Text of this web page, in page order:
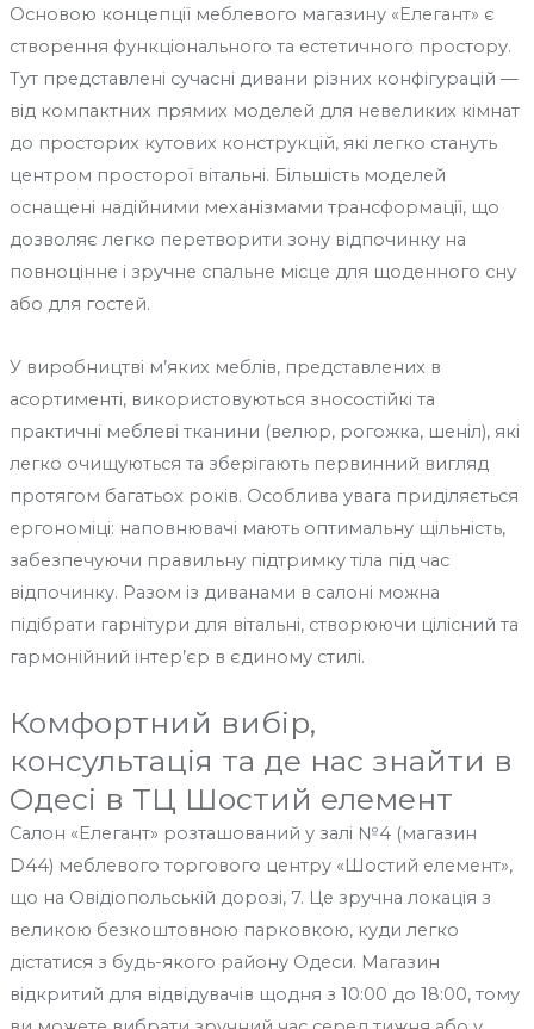
Основою концепції меблевого магазину «Елегант» є
створення функціонального та естетичного простору.
Тут представлені сучасні дивани різних конфігурацій —
від компактних прямих моделей для невеликих кімнат
до просторих кутових конструкцій, які легко стануть
центром просторої вітальні. Більшість моделей
оснащені надійними механізмами трансформації, що
дозволяє легко перетворити зону відпочинку на
повноцінне і зручне спальне місце для щоденного сну
або для гостей.
У виробництві м’яких меблів, представлених в
асортименті, використовуються зносостійкі та
практичні меблеві тканини (велюр, рогожка, шеніл), які
легко очищуються та зберігають первинний вигляд
протягом багатьох років. Особлива увага приділяється
ергономіці: наповнювачі мають оптимальну щільність,
забезпечуючи правильну підтримку тіла під час
відпочинку. Разом із диванами в салоні можна
підібрати гарнітури для вітальні, створюючи цілісний та
гармонійний інтер’єр в єдиному стилі.
Комфортний вибір,
консультація та де нас знайти в
Одесі в ТЦ Шостий елемент
Салон «Елегант» розташований у залі №4 (магазин
D44) меблевого торгового центру «Шостий елемент»,
що на Овідіопольській дорозі, 7. Це зручна локація з
великою безкоштовною парковкою, куди легко
дістатися з будь-якого району Одеси. Магазин
відкритий для відвідувачів щодня з 10:00 до 18:00, тому